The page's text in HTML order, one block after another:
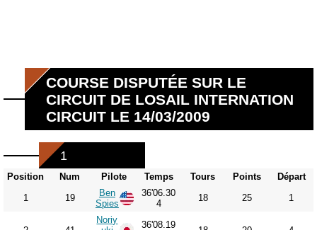
COURSE DISPUTÉE SUR LE
CIRCUIT DE LOSAIL INTERNATION
CIRCUIT LE 14/03/2009
1
Position Num Pilote Temps Tours Points Départ
1 19
Ben
Spies
36'06.30
4
18 25 1
Noriy
36'08.19